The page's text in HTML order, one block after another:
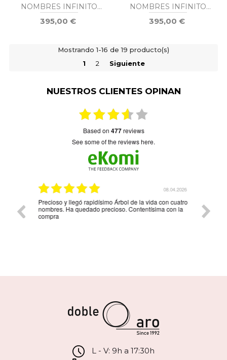
NOMBRES INFINITO
ORO
395,00 €
NOMBRES INFINITO
ORO
395,00 €
Mostrando 1-16 de 19 producto(s)
1
2 Siguiente
NUESTROS CLIENTES OPINAN
based on 477reviews
see some of the reviews here.
08.04.2026
Precioso y llegó rapidísimo Árbol de la vida con cuatro
nombres. Ha quedado precioso. Contentísima con la
compra
L - V: 9h a 17:30h